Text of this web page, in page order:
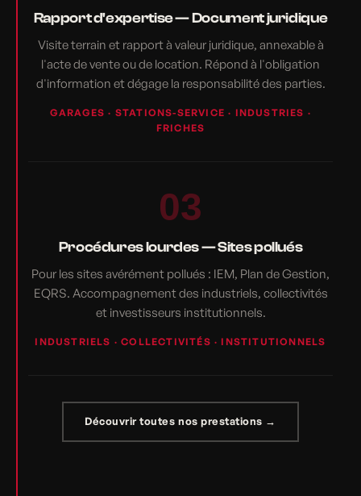
Rapport d'expertise — Document juridique
Visite terrain et rapport à valeur juridique, annexable à
l'acte de vente ou de location. Répond à l'obligation
d'information et dégage la responsabilité des parties.
GARAGES · STATIONS-SERVICE · INDUSTRIES ·
FRICHES
03
Procédures lourdes — Sites pollués
Pour les sites avérément pollués : IEM, Plan de Gestion,
EQRS. Accompagnement des industriels, collectivités
et investisseurs institutionnels.
INDUSTRIELS · COLLECTIVITÉS · INSTITUTIONNELS
Découvrir toutes nos prestations →